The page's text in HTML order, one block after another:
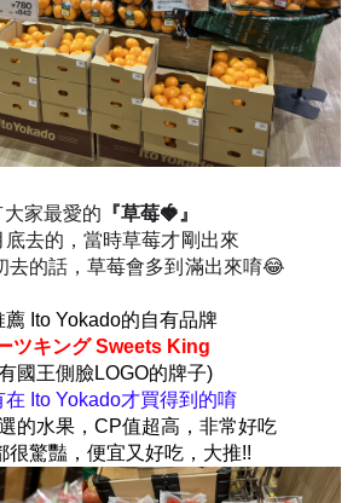
大家最愛的 『草莓🍓』
底去的，當時草莓才剛出來
去的話，草莓會多到滿出來唷😂
薦 Ito Yokado的自有品牌
ツキング Sweets King
國王側臉LOGO的牌子)
在 Ito Yokado才買得到的唷
的水果，CP值超高，非常好吃
很驚豔，便宜又好吃，大推!!